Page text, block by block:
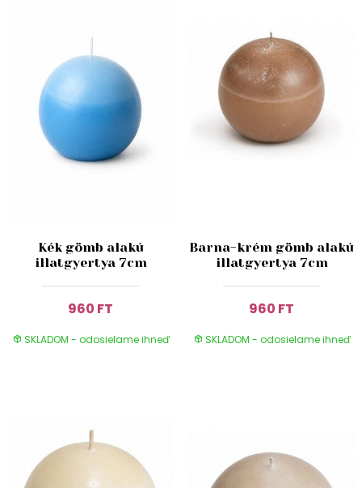
Kék gömb alakú
illatgyertya 7cm
960 FT
SKLADOM - odosielame ihneď
Barna-krém gömb alakú
illatgyertya 7cm
960 FT
SKLADOM - odosielame ihneď